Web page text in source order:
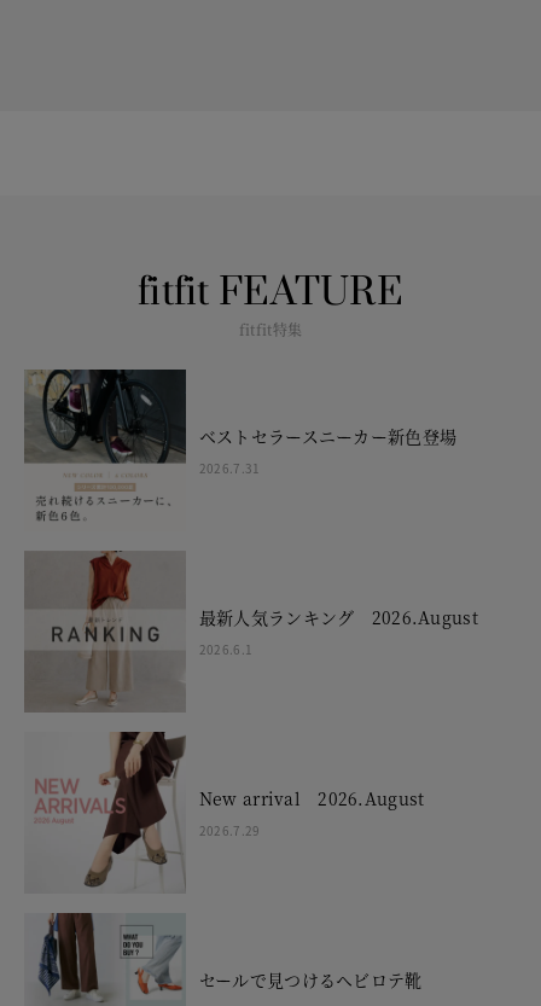
fitfit FEATURE
fitfit特集
ベストセラースニーカー新色登場
2026.7.31
最新人気ランキング 2026.August
2026.6.1
New arrival 2026.August
2026.7.29
セールで見つけるヘビロテ靴